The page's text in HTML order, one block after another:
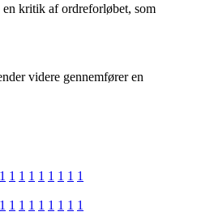
en kritik af ordreforløbet, som
videre gennemfører en
1 1 1 1 1 1 1 1 1
1 1 1 1 1 1 1 1 1